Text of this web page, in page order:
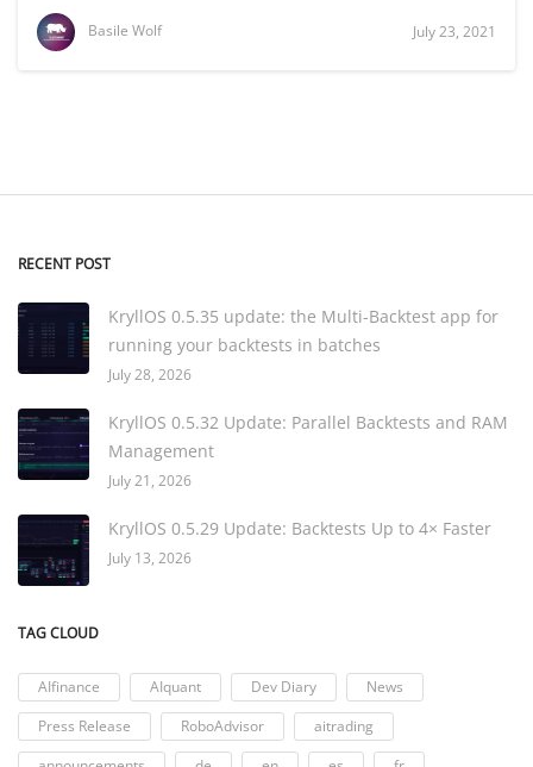
Basile Wolf July 23, 2021
RECENT POST
KryllOS 0.5.35 update: the Multi-Backtest app for
running your backtests in batches
July 28, 2026
KryllOS 0.5.32 Update: Parallel Backtests and RAM
Management
July 21, 2026
KryllOS 0.5.29 Update: Backtests Up to 4× Faster
July 13, 2026
TAG CLOUD
AIfinance AIquant Dev Diary
News
Press Release
RoboAdvisor
aitrading